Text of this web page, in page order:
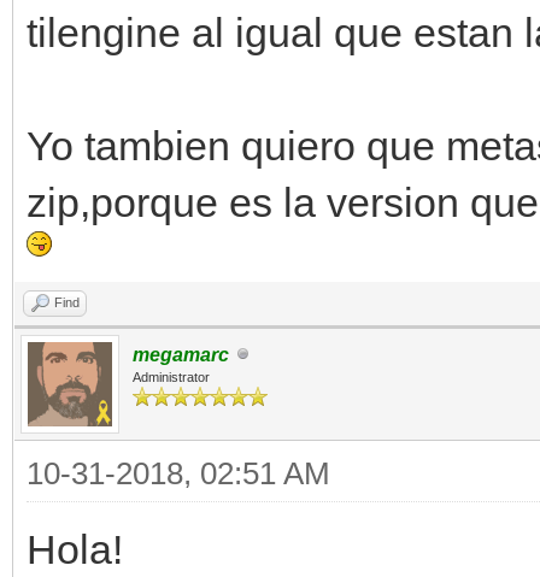
tilengine al igual que estan
Yo tambien quiero que
zip,porque es la version
Find
megamarc
Administrator
10-31-2018, 02:51 AM
Hola!